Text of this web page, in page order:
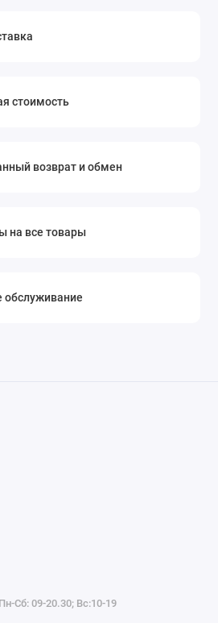
стоимость
возврат и обмен
на все товары
обслуживание
Сб: 09-20.30; Вс:10-19